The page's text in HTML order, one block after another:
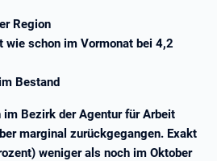
Region
wie schon im Vormonat bei 4,2
Bestand
im Bezirk der Agentur für Arbeit
marginal zurückgegangen. Exakt
weniger als noch im Oktober